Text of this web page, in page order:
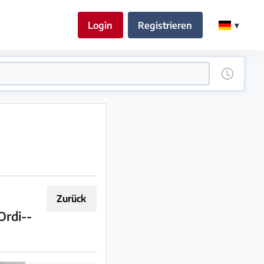
Login Registrieren
Zurück